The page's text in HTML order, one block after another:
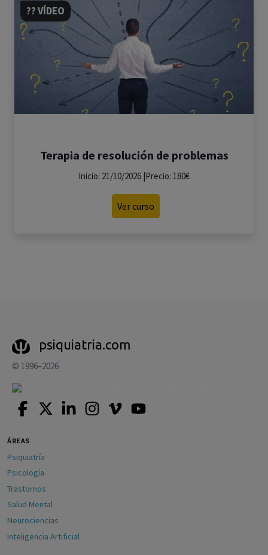
?? VÍDEO
Terapia de resolución de problemas
Inicio: 21/10/2026 |Precio: 180€
Ver curso
psiquiatria.com
© 1996–2026
ÁREAS
Psiquiatría
Psicología
Trastornos
Salud Mental
Neurociencias
Inteligencia Artificial